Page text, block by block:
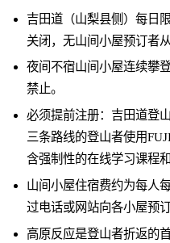
吉田道（山梨县侧）每日
关闭，无山间小屋预订者
夜间不宿山间小屋连续攀
禁止。
必须提前注册：吉田道登
三条路线的登山者使用
含强制性的在线学习课程
山间小屋住宿费约为每人
过电话或网站向各小屋预
高原反应是登山者折返的